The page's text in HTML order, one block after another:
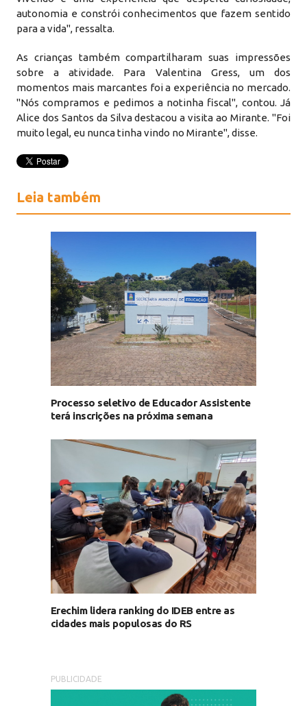
autonomia e constrói conhecimentos que fazem sentido
para a vida", ressalta.
As crianças também compartilharam suas impressões
sobre a atividade. Para Valentina Gress, um dos
momentos mais marcantes foi a experiência no mercado.
"Nós compramos e pedimos a notinha fiscal", contou. Já
Alice dos Santos da Silva destacou a visita ao Mirante. "Foi
muito legal, eu nunca tinha vindo no Mirante", disse.
Leia também
Processo seletivo de Educador Assistente
terá inscrições na próxima semana
Erechim lidera ranking do IDEB entre as
cidades mais populosas do RS
PUBLICIDADE